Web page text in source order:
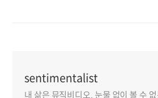
sentimentalist
내 삶은 뮤직비디오, 눈물 없이 볼 수